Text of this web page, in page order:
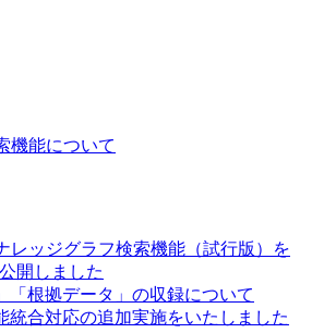
機能について
レッジグラフ検索機能（試行版）を
開しました
「根拠データ」の収録について
統合対応の追加実施をいたしました